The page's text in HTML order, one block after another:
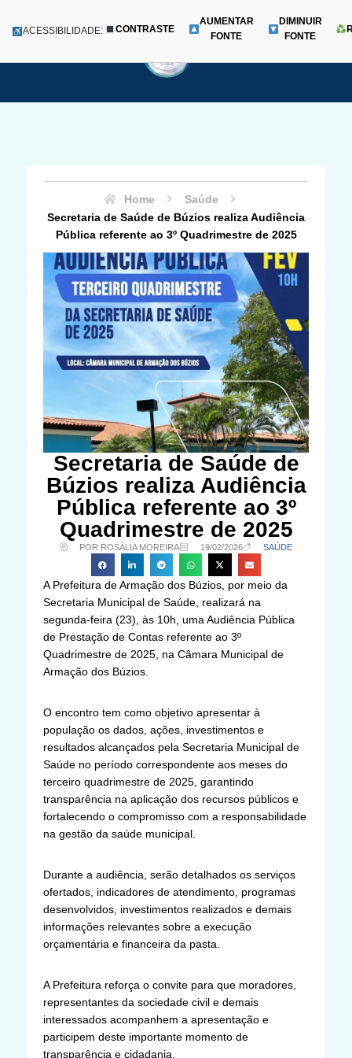
para
Menu
ACESSIBILIDADE: CONTRASTE
AUMENTAR
FONTE
DIMINUIR
FONTE
Home
Saúde
Secretaria de Saúde de Búzios realiza Audiência
Pública referente ao 3º Quadrimestre de 2025
Secretaria de Saúde de
Búzios realiza Audiência
Pública referente ao 3º
Quadrimestre de 2025
POR ROSÁLIA MOREIRA 19/02/2026 SAÚDE
A Prefeitura de Armação dos Búzios, por meio da
Secretaria Municipal de Saúde, realizará na
segunda-feira (23), às 10h, uma Audiência Pública
de Prestação de Contas referente ao 3º
Quadrimestre de 2025, na Câmara Municipal de
Armação dos Búzios.
O encontro tem como objetivo apresentar à
população os dados, ações, investimentos e
resultados alcançados pela Secretaria Municipal de
Saúde no período correspondente aos meses do
terceiro quadrimestre de 2025, garantindo
transparência na aplicação dos recursos públicos e
fortalecendo o compromisso com a responsabilidade
na gestão da saúde municipal.
Durante a audiência, serão detalhados os serviços
ofertados, indicadores de atendimento, programas
desenvolvidos, investimentos realizados e demais
informações relevantes sobre a execução
orçamentária e financeira da pasta.
A Prefeitura reforça o convite para que moradores,
representantes da sociedade civil e demais
interessados acompanhem a apresentação e
participem deste importante momento de
transparência e cidadania.